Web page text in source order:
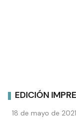
EDICIÓN
18 de mayo de